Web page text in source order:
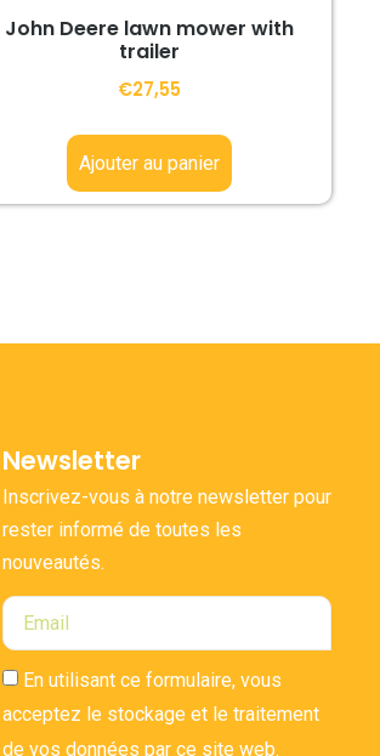
John Deere lawn mower with
trailer
€27,55
Ajouter au panier
Newsletter
Inscrivez-vous à notre newsletter pour
rester informé de toutes les
nouveautés.
En utilisant ce formulaire, vous
acceptez le stockage et le traitement
de vos données par ce site web.